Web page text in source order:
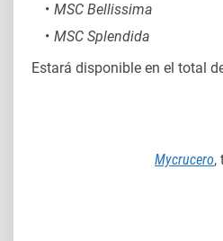
MSC Bellissima
MSC Splendida
Estará disponible en el total
Mycrucero,